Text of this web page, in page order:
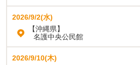
2026/9/2(水)
【沖縄県】
名護中央公民館
2026/9/10(木)